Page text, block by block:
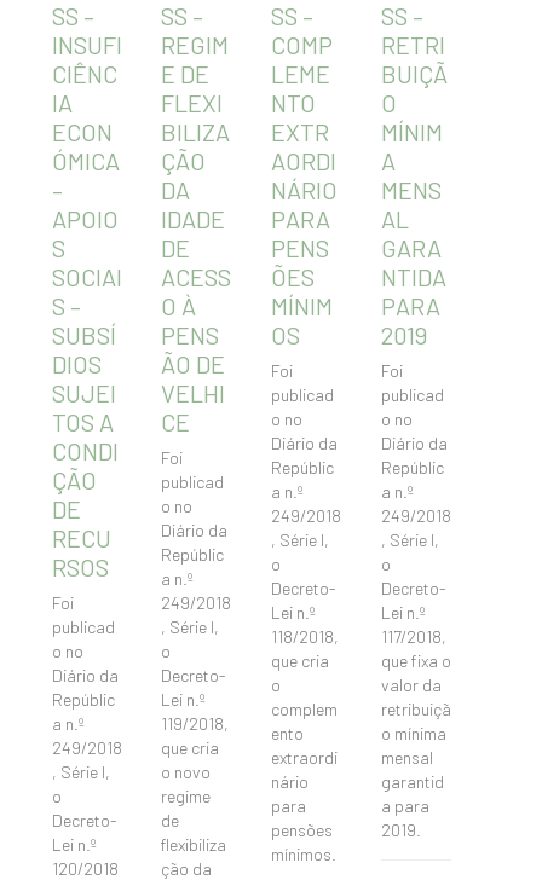
SS –
INSUFI
CIÊNC
IA
ECON
ÓMICA
–
APOIO
S
SOCIAI
S –
SUBSÍ
DIOS
SUJEI
TOS A
CONDI
ÇÃO
DE
RECU
RSOS
Foi
publicad
o no
Diário da
Repúblic
a n.º
249/2018
, Série I,
o
Decreto-
Lei n.º
120/2018
SS –
REGIM
E DE
FLEXI
BILIZA
ÇÃO
DA
IDADE
DE
ACESS
O À
PENS
ÃO DE
VELHI
CE
Foi
publicad
o no
Diário da
Repúblic
a n.º
249/2018
, Série I,
o
Decreto-
Lei n.º
119/2018,
que cria
o novo
regime
de
flexibiliza
ção da
SS –
COMP
LEME
NTO
EXTR
AORDI
NÁRIO
PARA
PENS
ÕES
MÍNIM
OS
Foi
publicad
o no
Diário da
Repúblic
a n.º
249/2018
, Série I,
o
Decreto-
Lei n.º
118/2018,
que cria
o
complem
ento
extraordi
nário
para
pensões
mínimos.
SS –
RETRI
BUIÇÃ
O
MÍNIM
A
MENS
AL
GARA
NTIDA
PARA
2019
Foi
publicad
o no
Diário da
Repúblic
a n.º
249/2018
, Série I,
o
Decreto-
Lei n.º
117/2018,
que fixa o
valor da
retribuiçã
o mínima
mensal
garantid
a para
2019.